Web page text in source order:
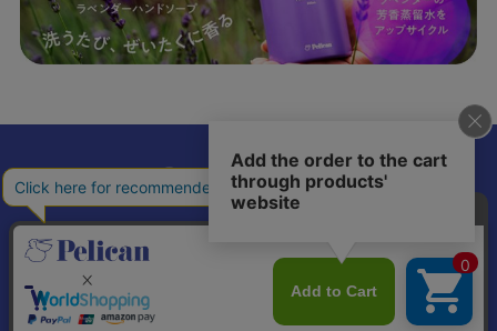
個人情報の取り扱いについて 特定商取引法に基づく表記